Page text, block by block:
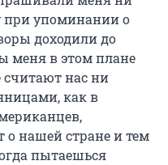
при упоминании о
доходили до
меня в этом плане
нас ни
как в
о нашей стране и тем
пытаешься